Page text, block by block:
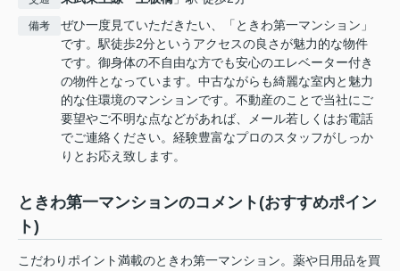
備考
ぜひ一度見ていただきたい、「ときわ第一マンション」
です。駅徒歩2分というアクセスの良さが魅力的な物件
です。御身体の不自由な方でも安心のエレベーター付き
の物件となっています。中古ながらも綺麗な室内と魅力
的な住環境のマンションです。不動産のことで当社にご
要望やご不明な点などがあれば、メール若しくはお電話
でご連絡ください。経験豊富なプロのスタッフがしっか
りとお応え致します。
ときわ第一マンションのコメント(おすすめポイン
ト)
こだわりポイント満載のときわ第一マンション。薬や日用品を買